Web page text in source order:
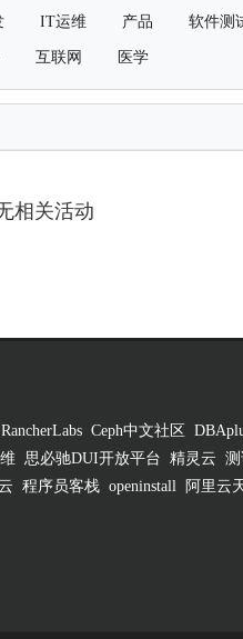
IT运维 产品 软件测
互联网 医学
相关活动
RancherLabs Ceph中文社区
思必驰DUI开放平台 精灵云
程序员客栈 openinstall 阿里云